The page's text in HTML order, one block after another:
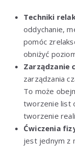
Techniki
oddychanie,
pomóc
obniżyć
Zarządzanie
zarządzania
To może
tworzenie list
tworzenie
Ćwiczenia
jest jednym z